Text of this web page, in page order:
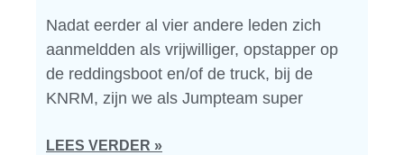
Nadat eerder al vier andere leden zich
aanmeldden als vrijwilliger, opstapper op
de reddingsboot en/of de truck, bij de
KNRM, zijn we als Jumpteam super
LEES VERDER »